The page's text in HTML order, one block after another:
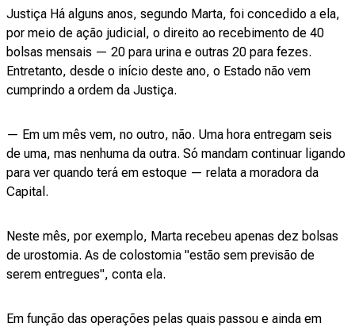
Justiça Há alguns anos, segundo Marta, foi concedido a ela,
por meio de ação judicial, o direito ao recebimento de 40
bolsas mensais — 20 para urina e outras 20 para fezes.
Entretanto, desde o início deste ano, o Estado não vem
cumprindo a ordem da Justiça.
— Em um mês vem, no outro, não. Uma hora entregam seis
de uma, mas nenhuma da outra. Só mandam continuar ligando
para ver quando terá em estoque — relata a moradora da
Capital.
Neste mês, por exemplo, Marta recebeu apenas dez bolsas
de urostomia. As de colostomia "estão sem previsão de
serem entregues", conta ela.
Em função das operações pelas quais passou e ainda em